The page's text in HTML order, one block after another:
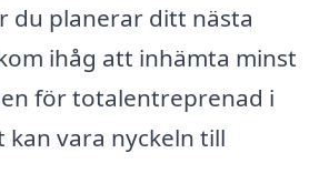
du planerar ditt nästa
ihåg att inhämta minst
för totalentreprenad i
kan vara nyckeln till